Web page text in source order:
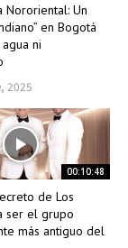
Nororiental: Un
en Bogotá
ni
2025
00:10:48
de Los
ser el grupo
más antiguo del